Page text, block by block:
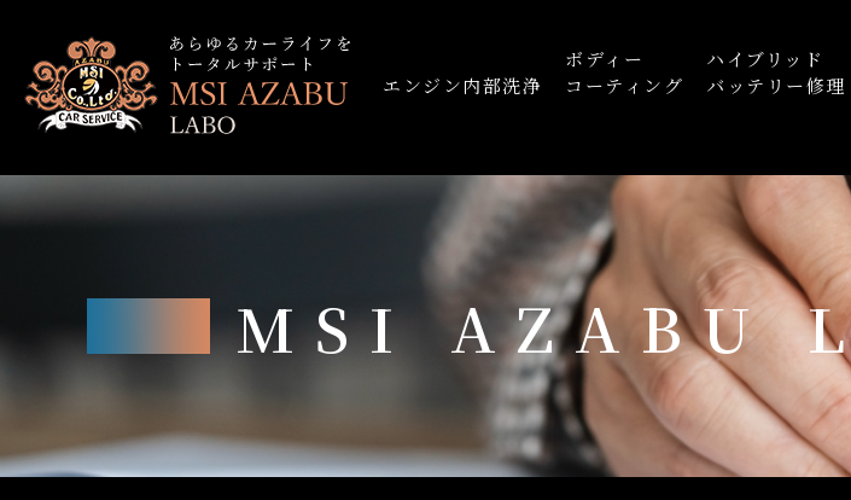
エンジン内部洗浄
ボディー
コーティング
ハイブリッド
バッテリー修理
MSI AZABU